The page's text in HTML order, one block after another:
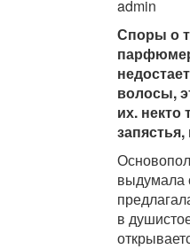
admin
Споры о
волосы,
их. некто
выдумала
в